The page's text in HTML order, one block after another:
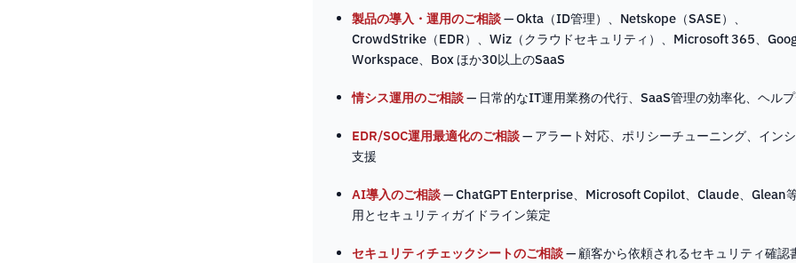
製品の導入・運用のご相談— Okta（ID管理）、Netskope（SASE）、
CrowdStrike（EDR）、Wiz（クラウドセキュリティ）、Microsoft 365、
Workspace、Box ほか30以上のSaaS
情シス運用のご相談— 日常的なIT運用業務の代行、SaaS管理の効率化、ヘル
EDR/SOC運用最適化のご相談— アラート対応、ポリシーチューニング、イン
支援
AI導入のご相談— ChatGPT Enterprise、Microsoft Copilot、Claude、Glean
用とセキュリティガイドライン策定
セキュリティチェックシートのご相談— 顧客から依頼されるセキュリティ確認